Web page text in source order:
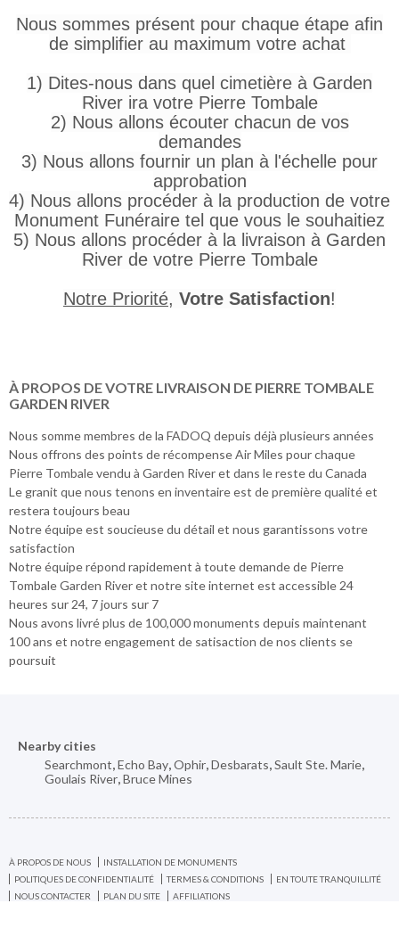
Nous sommes présent pour chaque étape afin
de simplifier au maximum votre achat
1) Dites-nous dans quel cimetière à Garden
River ira votre Pierre Tombale
2) Nous allons écouter chacun de vos
demandes
3) Nous allons fournir un plan à l'échelle pour
approbation
4) Nous allons procéder à la production de votre
Monument Funéraire tel que vous le souhaitiez
5) Nous allons procéder à la livraison à Garden
River de votre Pierre Tombale
Notre Priorité, Votre Satisfaction!
À PROPOS DE VOTRE LIVRAISON DE PIERRE TOMBALE
GARDEN RIVER
Nous somme membres de la FADOQ depuis déjà plusieurs années
Nous offrons des points de récompense Air Miles pour chaque
Pierre Tombale vendu à Garden River et dans le reste du Canada
Le granit que nous tenons en inventaire est de première qualité et
restera toujours beau
Notre équipe est soucieuse du détail et nous garantissons votre
satisfaction
Notre équipe répond rapidement à toute demande de Pierre
Tombale Garden River et notre site internet est accessible 24
heures sur 24, 7 jours sur 7
Nous avons livré plus de 100,000 monuments depuis maintenant
100 ans et notre engagement de satisaction de nos clients se
poursuit
Nearby cities
Searchmont,Echo Bay,Ophir,Desbarats,Sault Ste. Marie,
Goulais River,Bruce Mines
À PROPOS DE NOUS
INSTALLATION DE MONUMENTS
POLITIQUES DE CONFIDENTIALITÉ
TERMES & CONDITIONS
EN TOUTE TRANQUILLITÉ
NOUS CONTACTER
PLAN DU SITE AFFILIATIONS